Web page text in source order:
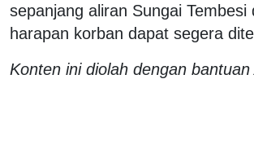
sepanjang aliran Sungai Tembesi
harapan korban dapat segera
Konten ini diolah dengan bantuan